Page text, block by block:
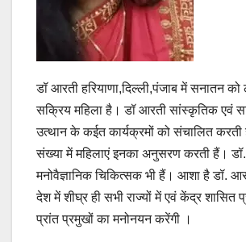
डॉ आरती हरियाणा,दिल्ली,पंजाब में सनातन
सक्रिय महिला है। डॉ आरती सांस्कृतिक एवं
उत्थान के कईत कार्यक्रमों को संचालित
संख्या में महिलाएं इनका अनुसरण करती हैं। डॉ.
मनोवैज्ञानिक चिकित्सक भी हैं। आशा है डॉ.
देश में शीघ्र ही सभी राज्यों में एवं केंद्र शासित
प्रांत प्रमुखों का मनोनयन करेंगी ।